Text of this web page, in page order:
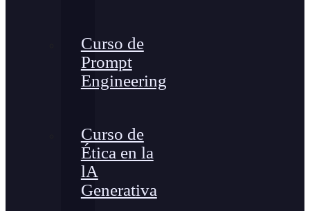
Curso de
Prompt
Engineering
Curso de
Ética en la
lA
Generativa